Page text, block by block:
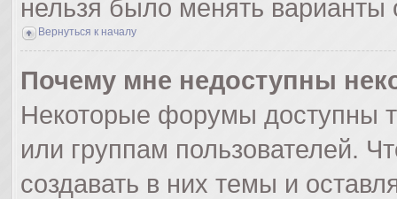
нельзя было менять варианты
Вернуться к началу
Почему мне недоступны
Некоторые форумы доступны
или группам пользователей.
создавать в них темы и